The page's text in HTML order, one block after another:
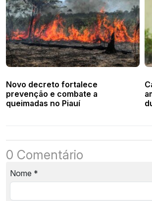
Novo decreto fortalece
prevenção e combate a
queimadas no Piauí
0 Comentário
Nome *